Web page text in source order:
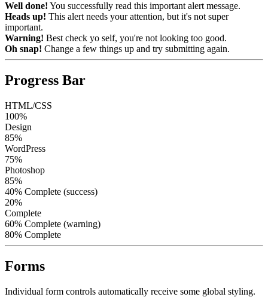
Well done! You successfully read this important alert message.
Heads up! This alert needs your attention, but it's not super
important.
Warning! Best check yo self, you're not looking too good.
Oh snap! Change a few things up and try submitting again.
Progress Bar
HTML/CSS
100%
Design
85%
WordPress
75%
Photoshop
85%
40% Complete (success)
20%
Complete
60% Complete (warning)
80% Complete
Forms
Individual form controls automatically receive some global styling.